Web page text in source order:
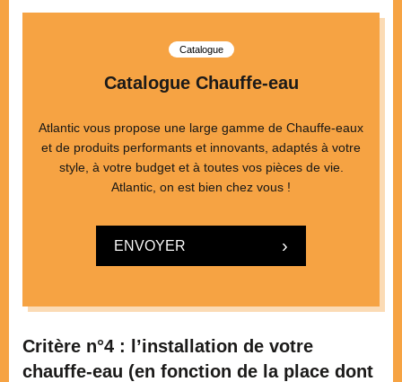
Catalogue
Catalogue Chauffe-eau
Atlantic vous propose une large gamme de Chauffe-eaux
et de produits performants et innovants, adaptés à votre
style, à votre budget et à toutes vos pièces de vie.
Atlantic, on est bien chez vous !
ENVOYER
Critère n°4 : l’installation de votre
chauffe-eau (en fonction de la place dont